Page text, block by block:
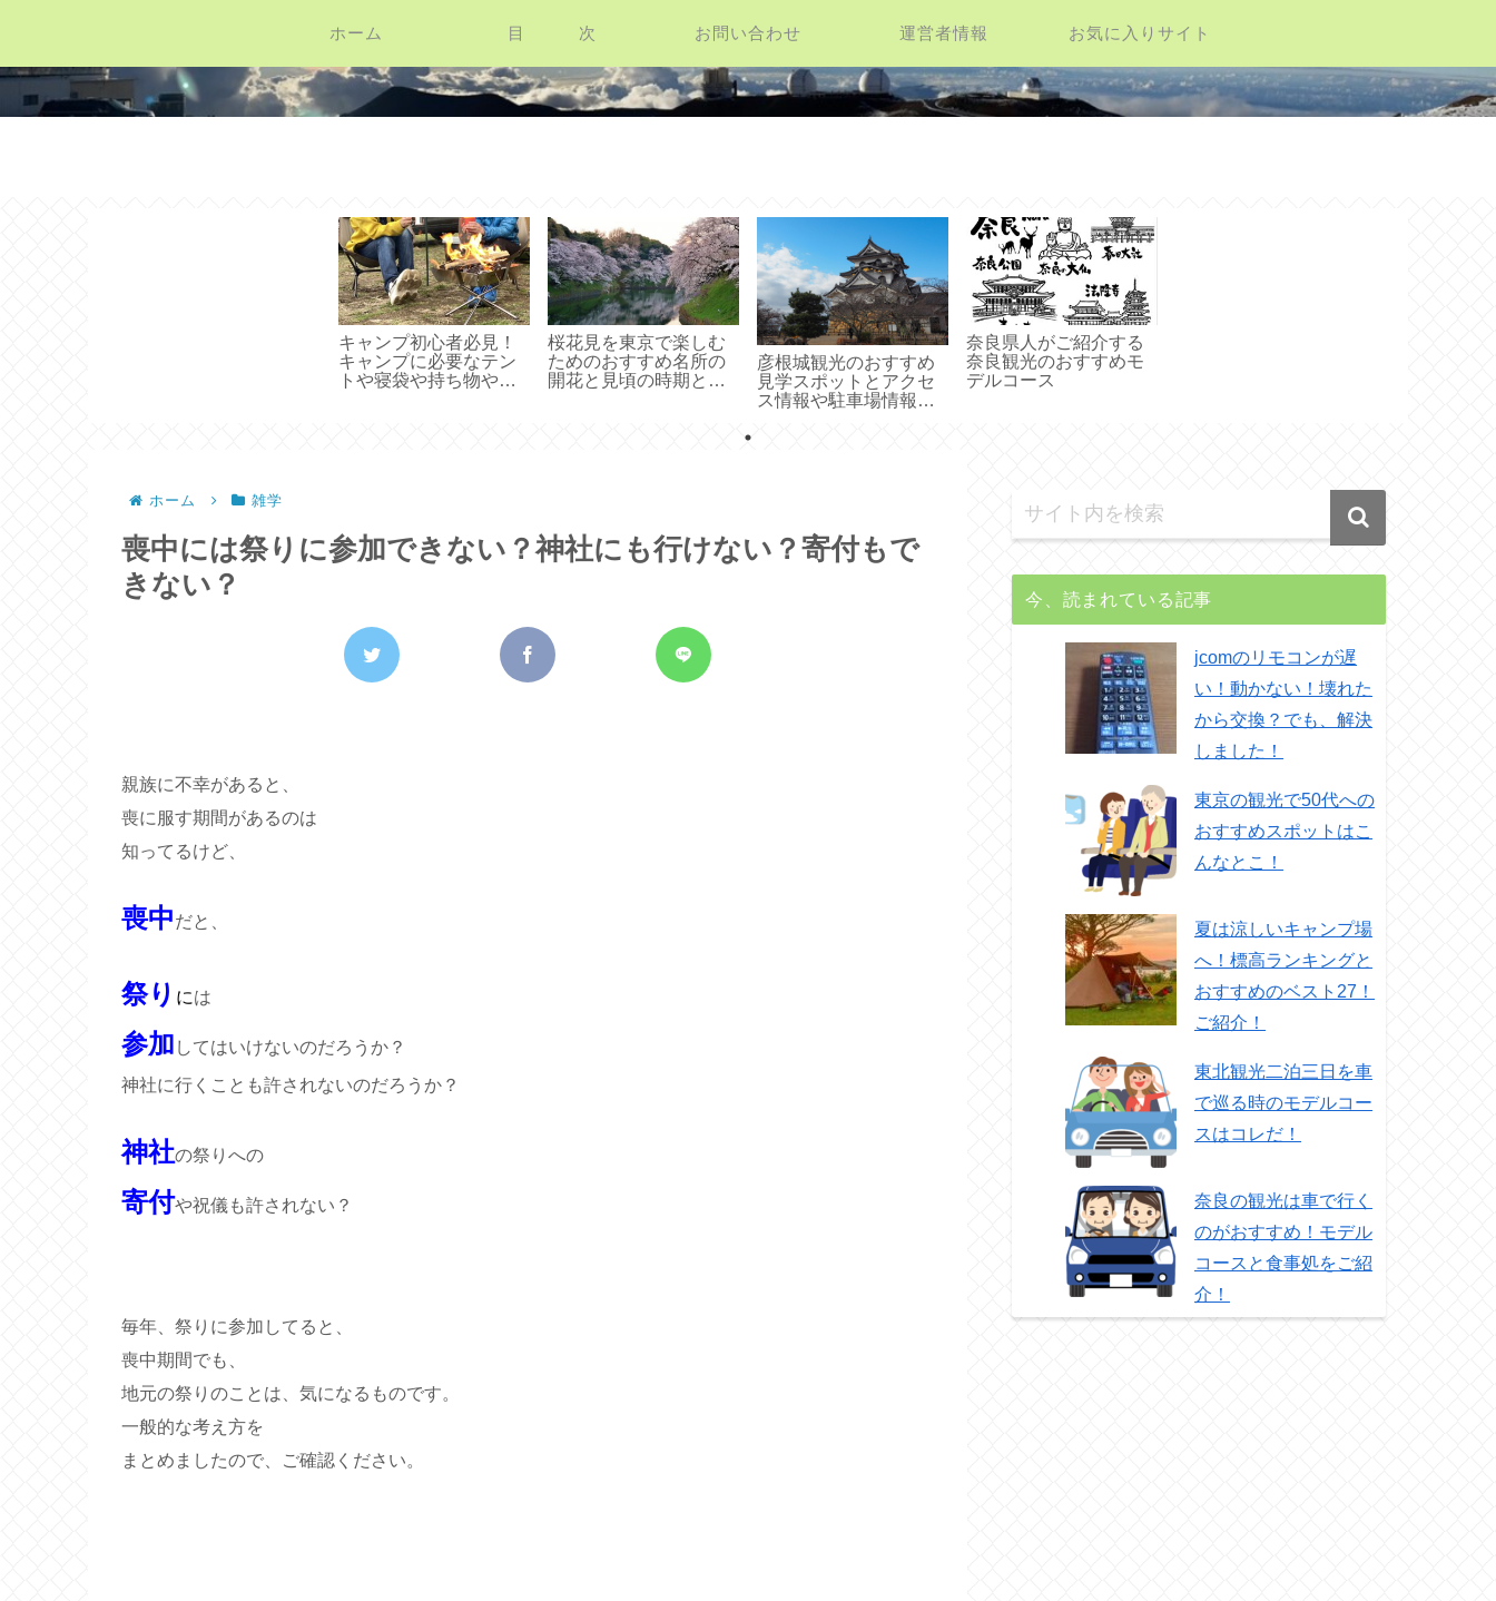
ホーム 目 次 お問い合わせ 運営者情報 お気に入りサイト
キャンプ初心者必見！
キャンプに必要なテン
トや寝袋や持ち物や食
桜花見を東京で楽しむ
ためのおすすめ名所の
開花と見頃の時期と穴
彦根城観光のおすすめ
見学スポットとアクセ
ス情報や駐車場情報ご
奈良県人がご紹介する
奈良観光のおすすめモ
デルコース
ホーム 雑学
喪中には祭りに参加できない？神社にも行けない？寄付もで
きない？
親族に不幸があると、
喪に服す期間があるのは
知ってるけど、
喪中だと、
祭り には
参加 してはいけないのだろうか？
神社に行くことも許されないのだろうか？
神社の祭りへの
寄付や祝儀も許されない？
毎年、祭りに参加してると、
喪中期間でも、
地元の祭りのことは、気になるものです。
一般的な考え方を
まとめましたので、ご確認ください。
今、読まれている記事
jcomのリモコンが遅
い！動かない！壊れた
から交換？でも、解決
しました！
東京の観光で50代への
おすすめスポットはこ
んなとこ！
夏は涼しいキャンプ場
へ！標高ランキングと
おすすめのベスト27！
ご紹介！
東北観光二泊三日を車
で巡る時のモデルコー
スはコレだ！
奈良の観光は車で行く
のがおすすめ！モデル
コースと食事処をご紹
介！